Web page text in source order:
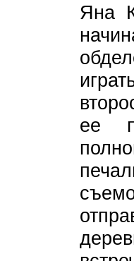
Яна
ее